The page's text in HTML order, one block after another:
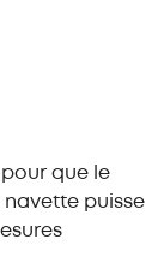
que le
puisse